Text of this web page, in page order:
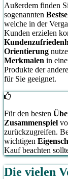
Außerdem finden
sogenannten
welche in der
Kunden erzielen
Orientierung
Merkmalen in
Produkte der
für Sie geeignet.
Für den besten
Zusammenspiel
zurückzugreifen.
wichtigen
Kauf beachten
Die vielen